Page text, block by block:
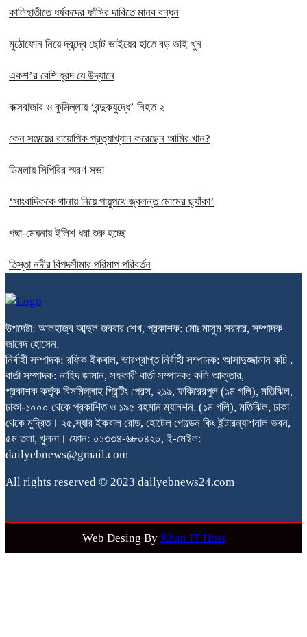
কালিহাতীতে ধর্ষকদের ফাঁসির দাবিতে মানব বন্ধন
মুঠোফোন নিয়ে দ্বন্দ্বে ছোট ভাইয়ের হাতে বড় ভাই খুন
একশ’র বেশি হ্রদ যে উদ্যানে
কক্সবাজার ও কুমিল্লায় ‘বন্দুকযুদ্ধে’ নিহত ২
কেন সঞ্জয়ের বায়োপিক প্রত্যাখ্যান করেছেন আমির খান?
ডিমলায় সিপিবির স্মরণ সভা
‘সাংবাদিককে থানায় নিয়ে পায়ুপথে জ্বলন্ত মোমের ছ্যাঁকা’
পদ্মা-মেঘনায় ইলিশ ধরা শুরু হচ্ছে
তিস্তা নদীর বিপদসীমার পরিমাপ পরিবর্তন
উপদেষ্টা: আলহাজ্ব আব্দুল জববার শেখ, প্রকাশক: মোঃ মাসুম সরদার, সম্পাদক
জাবেদ হোসেন,
নির্বাহী সম্পাদক: রফিক ইকবাল, ভারপ্রাপ্ত নির্বাহী সম্পাদক: আসাদুজ্জামান কচি ,
বার্তা সম্পাদক: নাহিদ জামান, সহকারী বার্তা সম্পাদক: কলি আক্তার,
প্রকাশক কর্তৃক বিসমিল্লাহ প্রিন্টিং প্রেস, ২১৯, ফকিরেরপুল (১ম গলি), মতিঝিল,
ঢাকা-১০০০ থেকে প্রকাশিত ও ১৯৫ রহমান ম্যানশন, (১ম গলি), মতিঝিল, ঢাকা
থেকে মুদ্রিত। ২৫,স্যার ইকবাল রোড, হোটেল গোল্ডেন কিং ইন্টারন্যাশনাল ভবন,
৫ম তলা, খুলনা। ফোন: ০১৩৩৪-৬৮০৪২০, ই-মেইল:
dailyebnews@gmail.com
All rights reserved © 2023 dailyebnews24.com
Web Desing By Khan IT Host